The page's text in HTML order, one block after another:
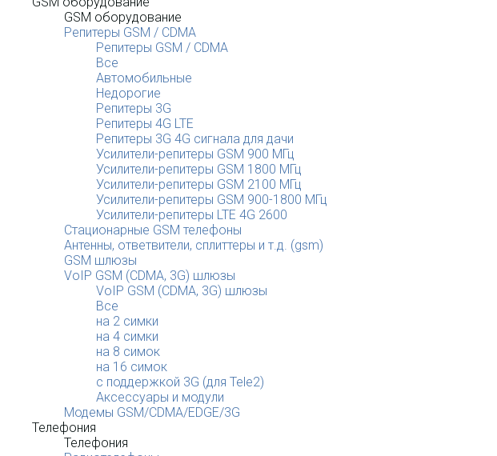
GSM оборудование
Репитеры GSM / CDMA
Репитеры GSM / CDMA
Все
Автомобильные
Недорогие
Репитеры 3G
Репитеры 4G LTE
Репитеры 3G 4G сигнала для дачи
Усилители-репитеры GSM 900 МГц
Усилители-репитеры GSM 1800 МГц
Усилители-репитеры GSM 2100 МГц
Усилители-репитеры GSM 900-1800 МГц
Усилители-репитеры LTE 4G 2600
Стационарные GSM телефоны
Антенны, ответвители, сплиттеры и т.д. (gsm)
GSM шлюзы
VoIP GSM (CDMA, 3G) шлюзы
VoIP GSM (CDMA, 3G) шлюзы
Все
на 2 симки
на 4 симки
на 8 симок
на 16 симок
с поддержкой 3G (для Tele2)
Аксессуары и модули
Модемы GSM/CDMA/EDGE/3G
Телефония
Телефония